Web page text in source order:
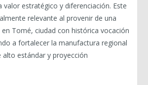
valor estratégico y diferenciación. Este
relevante al provenir de una
Tomé, ciudad con histórica vocación
a fortalecer la manufactura regional
alto estándar y proyección